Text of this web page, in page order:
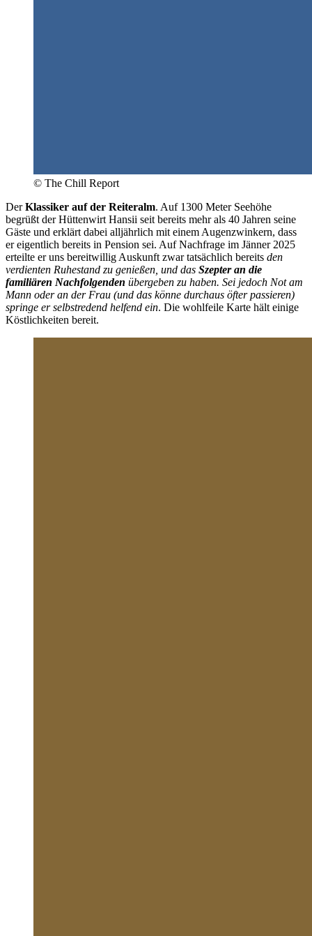
© The Chill Report
DerKlassiker auf der Reiteralm. Auf 1300 Meter Seehöhe
begrüßt der Hüttenwirt Hansii seit bereits mehr als 40 Jahren seine
Gäste und erklärt dabei alljährlich mit einem Augenzwinkern, dass
er eigentlich bereits in Pension sei. Auf Nachfrage im Jänner 2025
erteilte er uns bereitwillig Auskunft zwar tatsächlich bereits den
verdienten Ruhestand zu genießen, und das Szepter an die
familiären Nachfolgenden übergeben zu haben. Sei jedoch Not am
Mann oder an der Frau (und das könne durchaus öfter passieren)
springe er selbstredend helfend ein. Die wohlfeile Karte hält einige
Köstlichkeiten bereit.